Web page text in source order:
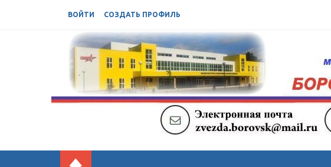
ВОЙТИ СОЗДАТЬ ПРОФИЛЬ
БОРОВСКАЯ СШ "ЗВЕЗДА"
Официальный сайт "Боровской спортивной школы "ЗВЕЗДА"